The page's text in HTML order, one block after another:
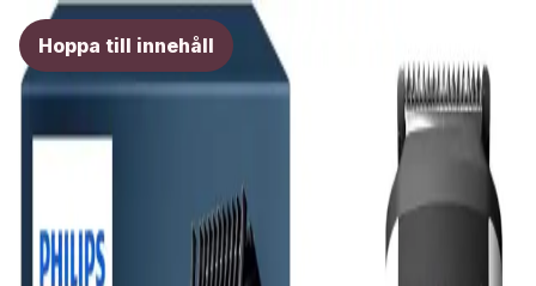
Hoppa till innehåll
Elins val
SkönhetHälsa TräningGuider
Fråga ElinFråga
Skönhet
Tillbaka till
skönhet
Jämförelse